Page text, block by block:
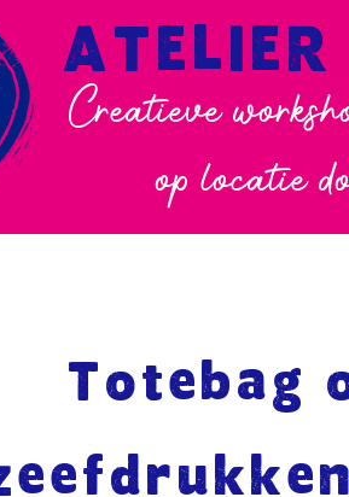
Creatieve
op locatie
Totebag